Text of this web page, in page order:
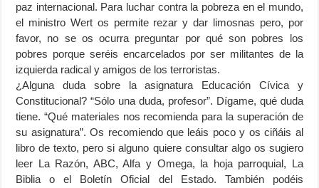
paz internacional. Para luchar contra la pobreza en el mundo,
el ministro Wert os permite rezar y dar limosnas pero, por
favor, no se os ocurra preguntar por qué son pobres los
pobres porque seréis encarcelados por ser militantes de la
izquierda radical y amigos de los terroristas.
¿Alguna duda sobre la asignatura Educación Cívica y
Constitucional? “Sólo una duda, profesor”. Dígame, qué duda
tiene. “Qué materiales nos recomienda para la superación de
su asignatura”. Os recomiendo que leáis poco y os ciñáis al
libro de texto, pero si alguno quiere consultar algo os sugiero
leer La Razón, ABC, Alfa y Omega, la hoja parroquial, La
Biblia o el Boletín Oficial del Estado. También podéis